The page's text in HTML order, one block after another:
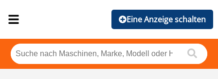
Eine Anzeige schalten